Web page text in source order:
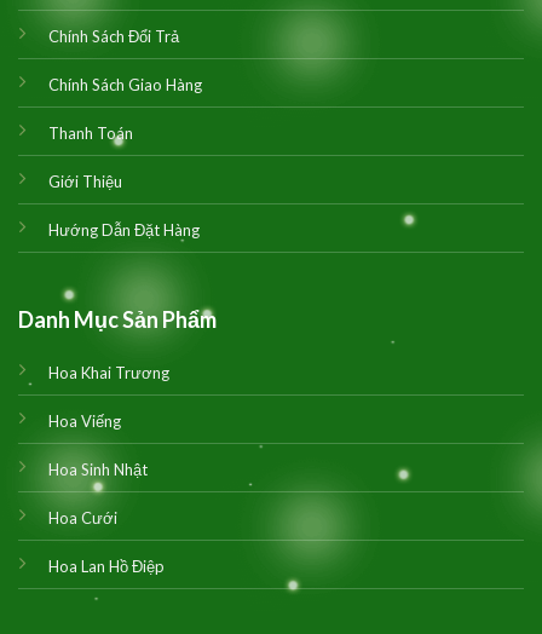
Chính Sách Đổi Trả
Chính Sách Giao Hàng
Thanh Toán
Giới Thiệu
Hướng Dẫn Đặt Hàng
Danh Mục Sản Phẩm
Hoa Khai Trương
Hoa Viếng
Hoa Sinh Nhật
Hoa Cưới
Hoa Lan Hồ Điệp